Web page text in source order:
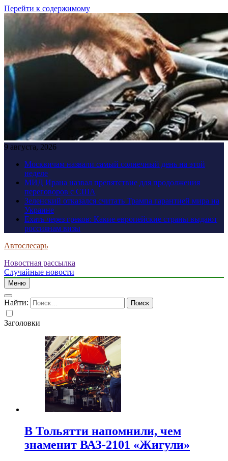
Перейти к содержимому
9 августа, 2026
Москвичам назвали самый солнечный день на этой
неделе
МИД Ирана назвал препятствие для продолжения
переговоров с США
Зеленский отказался считать Трампа гарантией мира на
Украине
Ехать через греков: Какие европейские страны выдают
россиянам визы
Автослесарь
Новостная рассылка
Случайные новости
Меню
Найти:
Заголовки
В Тольятти напомнили, чем
знаменит ВАЗ-2101 «Жигули»